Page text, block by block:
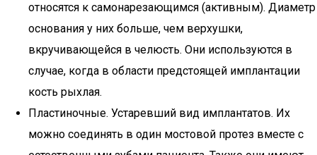
относятся к самонарезающимся (активным). Диаметр
основания у них больше, чем верхушки,
вкручивающейся в челюсть. Они используются в
случае, когда в области предстоящей имплантации
кость рыхлая.
Пластиночные. Устаревший вид имплантатов. Их
можно соединять в один мостовой протез вместе с